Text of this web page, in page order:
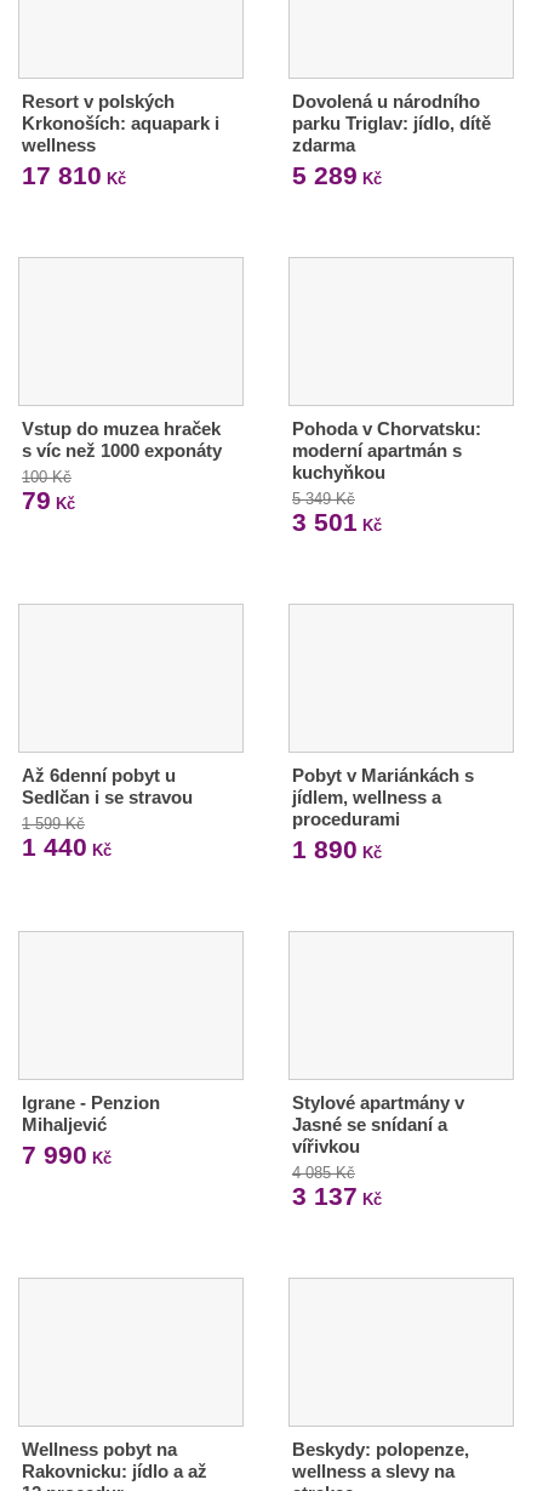
Resort v polských
Krkonoších: aquapark i
wellness
17 810 Kč
Dovolená u národního
parku Triglav: jídlo, dítě
zdarma
5 289 Kč
Vstup do muzea hraček
s víc než 1000 exponáty
100 Kč
79 Kč
Pohoda v Chorvatsku:
moderní apartmán s
kuchyňkou
5 349 Kč
3 501 Kč
Až 6denní pobyt u
Sedlčan i se stravou
1 599 Kč
1 440 Kč
Pobyt v Mariánkách s
jídlem, wellness a
procedurami
1 890 Kč
Igrane - Penzion
Mihaljević
7 990 Kč
Stylové apartmány v
Jasné se snídaní a
vířivkou
4 085 Kč
3 137 Kč
Wellness pobyt na
Rakovnicku: jídlo a až
Beskydy: polopenze,
wellness a slevy na